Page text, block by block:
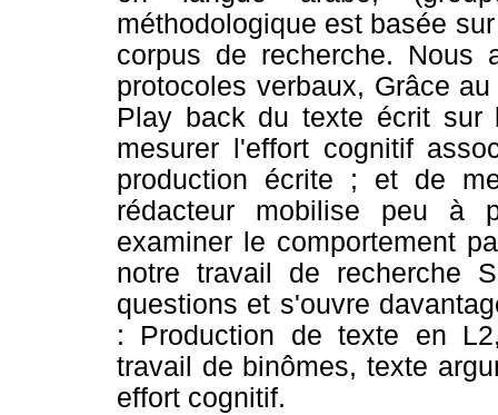
méthodologique est basée
corpus de recherche. Nous
protocoles verbaux, Grâce
Play back du texte écrit sur
mesurer l'effort cognitif
production écrite ; et de
rédacteur mobilise peu à
examiner le comportement
notre travail de recherche
questions et s'ouvre
: Production de texte en
travail de binômes, texte
effort cognitif.